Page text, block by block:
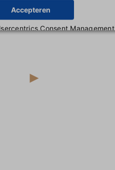
Accepteren
Consent Management